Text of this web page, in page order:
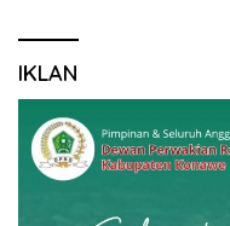
IKLAN